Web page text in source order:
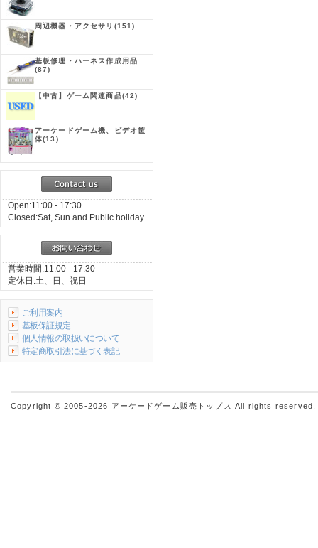
周辺機器・アクセサリ (151)
基板修理・ハーネス作成用品
(87)
【中古】ゲーム関連商品(42)
アーケードゲーム機、ビデオ筐
体(13)
Open:11:00 - 17:30
Closed:Sat, Sun and Public holiday
営業時間:11:00 - 17:30
定休日:土、日、祝日
ご利用案内
基板保証規定
個人情報の取扱いについて
特定商取引法に基づく表記
Copyright © 2005-2026 アーケードゲーム販売トップス All rights reserved.